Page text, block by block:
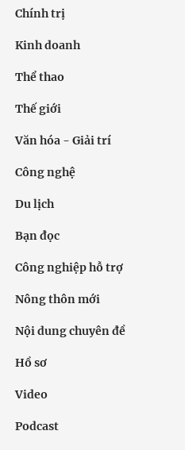
Chính trị
Kinh doanh
Thể thao
Thế giới
Văn hóa - Giải trí
Công nghệ
Du lịch
Bạn đọc
Công nghiệp hỗ trợ
Nông thôn mới
Nội dung chuyên đề
Hồ sơ
Video
Podcast